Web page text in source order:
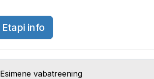
Etapi infoAustria GP 2019
Esimene vabatreening